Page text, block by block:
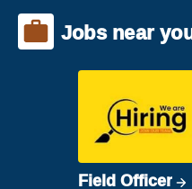
Jobs near
Field Officer